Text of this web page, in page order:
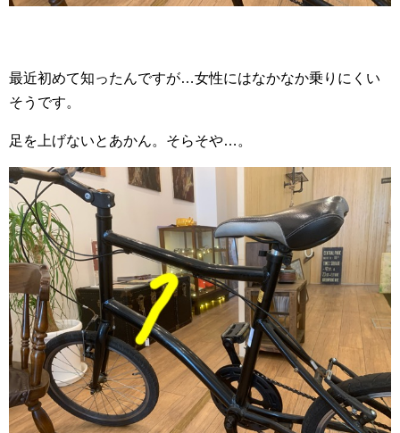
最近初めて知ったんですが…女性にはなかなか乗りにくい
そうです。
足を上げないとあかん。そらそや…。